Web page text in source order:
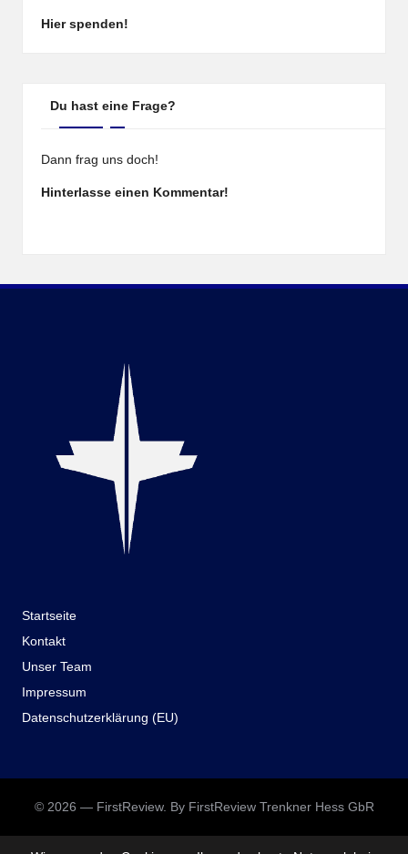
Hier spenden!
Du hast eine Frage?
Dann frag uns doch!
Hinterlasse einen Kommentar!
Startseite
Kontakt
Unser Team
Impressum
Datenschutzerklärung (EU)
© 2026 — FirstReview. By FirstReview Trenkner Hess GbR